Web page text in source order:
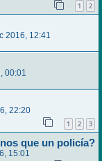
1 2
2016, 12:41
00:01
22:20
1 2 3
que un policía?
15:01